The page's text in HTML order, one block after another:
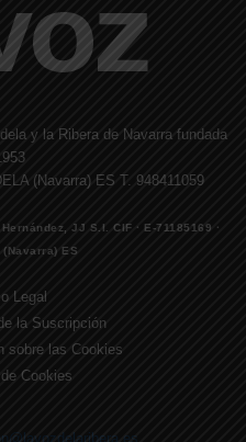
y la Ribera de Navarra fundada
(Navarra) ES T. 948411059
JJ S.I. CIF · E-71185169 ·
ES
Legal
la Suscripción
sobre las Cookies
Cookies